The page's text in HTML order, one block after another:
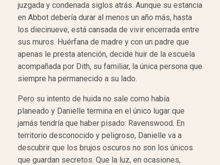
juzgada y condenada siglos atrás. Aunque su estancia
en Abbot debería durar al menos un año más, hasta
los diecinueve, está cansada de vivir encerrada entre
sus muros. Huérfana de madre y con un padre que
apenas le presta atención, decide huir de la escuela
acompañada por Dith, su familiar, la única persona que
siempre ha permanecido a su lado.
Pero su intento de huida no sale como había
planeado y Danielle termina en el único lugar que
jamás tendría que haber pisado: Ravenswood. En
territorio desconocido y peligroso, Danielle va a
descubrir que los brujos oscuros no son los únicos
que guardan secretos. Que la luz, en ocasiones,